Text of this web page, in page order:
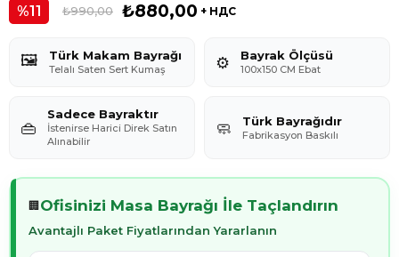
11 ₺990,00 ₺880,00 + НДС
🖼️ Türk Makam Bayrağı
Telalı Saten Sert Kumaş ⚙️ Bayrak Ölçüsü
100x150 CM Ebat
👜
Sadece Bayraktır
İstenirse Harici Direk Satın
Alınabilir
🧼 Türk Bayrağıdır
Fabrikasyon Baskılı
🏢Ofisinizi Masa Bayrağı İle Taçlandırın
Avantajlı Paket Fiyatlarından Yararlanın